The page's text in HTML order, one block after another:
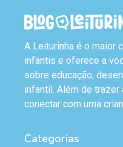
A Leiturinha é o maior
infantis e oferece a
sobre educação,
infantil. Além de
conectar com uma
Categorias